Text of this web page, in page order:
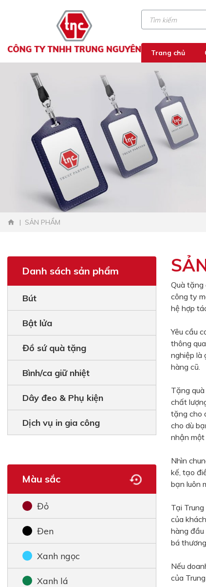
Trang chủ
SẢN PHẨM
Danh sách sản phẩm
Bút
Bật lửa
Đồ sứ quà tặng
Bình/ca giữ nhiệt
Dây đeo & Phụ kiện
Dịch vụ in gia công
Màu sắc
Đỏ
Đen
Xanh ngọc
Xanh lá
Quà tặng
công ty
hệ hợp
Yêu cầu
thông
nghiệp là
hàng cũ.
Tặng
chất
tặng cho
cho dù
nhận
Nhìn
kế, tạo
bạn luôn
Tại
của
hàng đầu
bá
Nếu
của